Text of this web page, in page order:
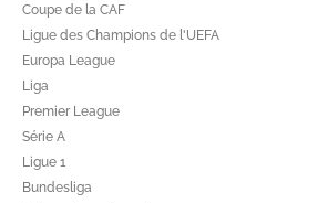
Coupe de la CAF
Ligue des Champions de l'UEFA
Europa League
Liga
Premier League
Série A
Ligue 1
Bundesliga